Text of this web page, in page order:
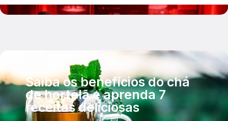
Saiba os benefícios do chá
de hortelã e aprenda 7
receitas deliciosas